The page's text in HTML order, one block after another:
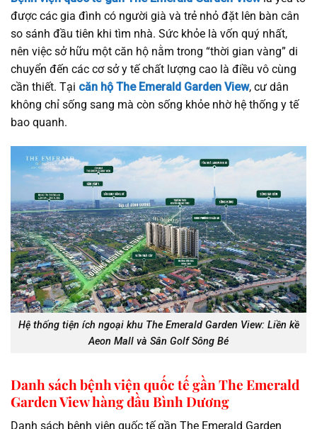
được các gia đình có người già và trẻ nhỏ đặt lên bàn cân
so sánh đầu tiên khi tìm nhà. Sức khỏe là vốn quý nhất,
nên việc sở hữu một căn hộ nằm trong “thời gian vàng” di
chuyển đến các cơ sở y tế chất lượng cao là điều vô cùng
cần thiết. Tại căn hộ The Emerald Garden View, cư dân
không chỉ sống sang mà còn sống khỏe nhờ hệ thống y tế
bao quanh.
Hệ thống tiện ích ngoại khu The Emerald Garden View: Liền kề
Aeon Mall và Sân Golf Sông Bé
Danh sách bệnh viện quốc tế gần The Emerald
Garden View hàng đầu Bình Dương
Danh sách bệnh viện quốc tế gần The Emerald Garden